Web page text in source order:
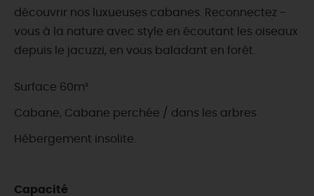
découvrir nos luxueuses cabanes. Reconnectez -
vous à la nature avec style en écoutant les oiseaux
depuis le jacuzzi, en vous baladant en forêt.
Surface 60m²
Cabane, Cabane perchée / dans les arbres
Hébergement insolite.
Capacité